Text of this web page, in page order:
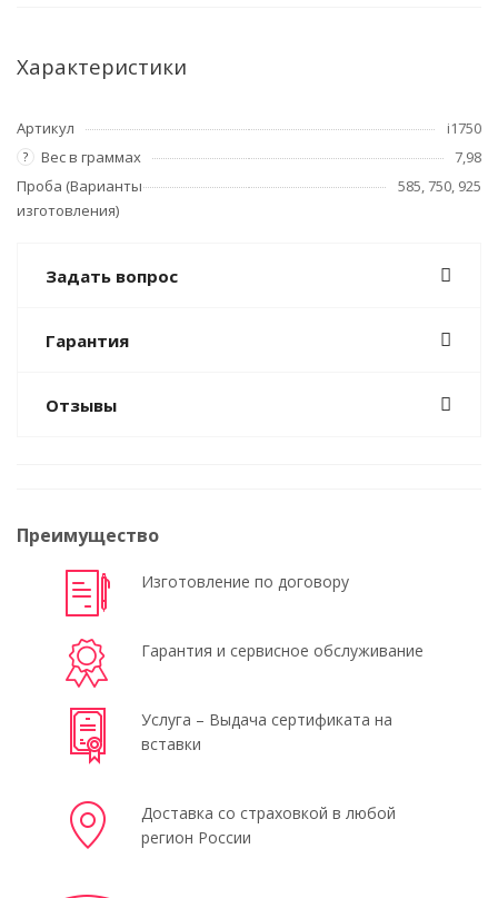
Характеристики
Артикул i1750
? Вес в граммах
7,98
Проба (Варианты
изготовления)
585, 750, 925
Задать вопрос
Гарантия
Отзывы
Преимущество
Изготовление по договору
Гарантия и сервисное обслуживание
Услуга – Выдача сертификата на
вставки
Доставка со страховкой в любой
регион России